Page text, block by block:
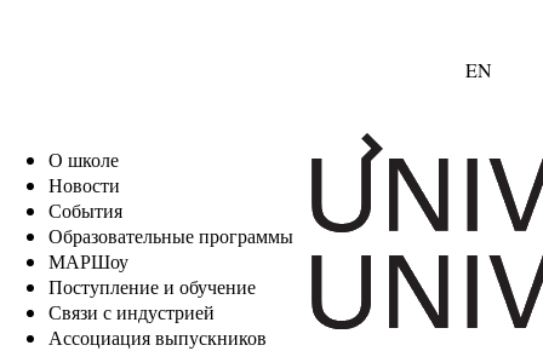
EN
О школе
Новости
События
Образовательные программы
МАРШоу
Поступление и обучение
Связи с индустрией
Ассоциация выпускников